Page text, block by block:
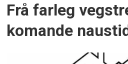
Frå farleg
komande